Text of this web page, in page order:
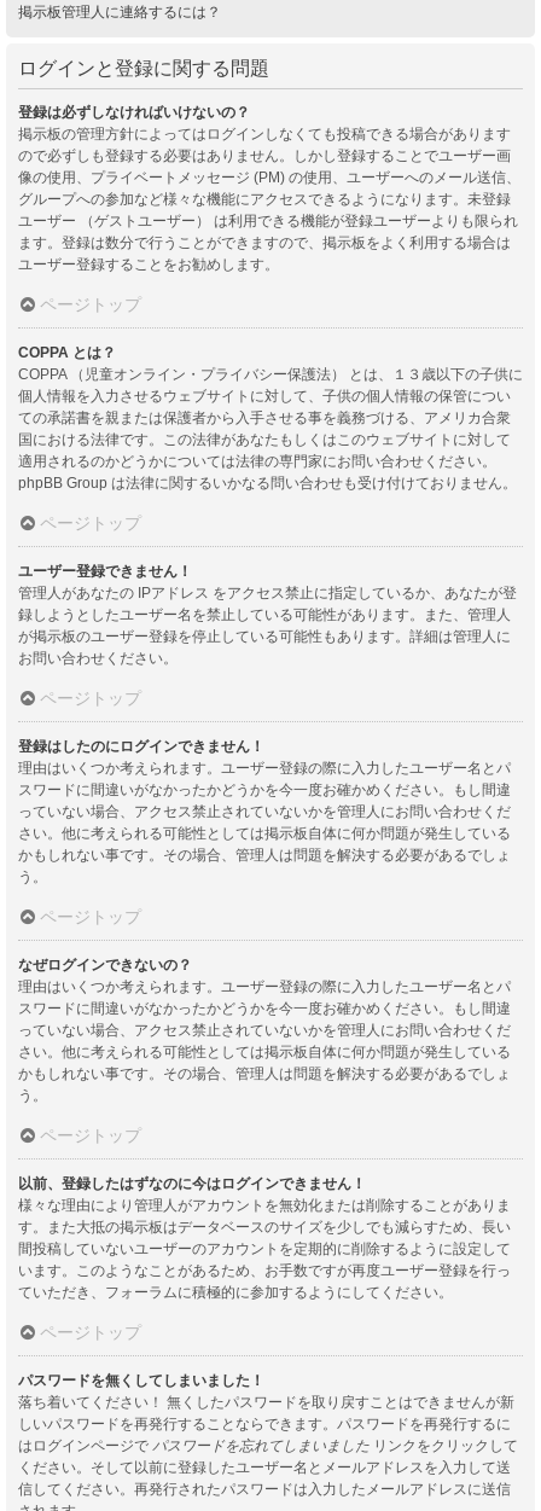
掲示板管理人に連絡するには？
ログインと登録に関する問題
登録は必ずしなければいけないの？
掲示板の管理方針によってはログインしなくても投稿できる場合があります
ので必ずしも登録する必要はありません。しかし登録することでユーザー画
像の使用、プライベートメッセージ (PM) の使用、ユーザーへのメール送信、
グループへの参加など様々な機能にアクセスできるようになります。未登録
ユーザー （ゲストユーザー） は利用できる機能が登録ユーザーよりも限られ
ます。登録は数分で行うことができますので、掲示板をよく利用する場合は
ユーザー登録することをお勧めします。
ページトップ
COPPA とは？
COPPA （児童オンライン・プライバシー保護法） とは、１３歳以下の子供に
個人情報を入力させるウェブサイトに対して、子供の個人情報の保管につい
ての承諾書を親または保護者から入手させる事を義務づける、アメリカ合衆
国における法律です。この法律があなたもしくはこのウェブサイトに対して
適用されるのかどうかについては法律の専門家にお問い合わせください。
phpBB Group は法律に関するいかなる問い合わせも受け付けておりません。
ページトップ
ユーザー登録できません！
管理人があなたの IPアドレス をアクセス禁止に指定しているか、あなたが登
録しようとしたユーザー名を禁止している可能性があります。また、管理人
が掲示板のユーザー登録を停止している可能性もあります。詳細は管理人に
お問い合わせください。
ページトップ
登録はしたのにログインできません！
理由はいくつか考えられます。ユーザー登録の際に入力したユーザー名とパ
スワードに間違いがなかったかどうかを今一度お確かめください。もし間違
っていない場合、アクセス禁止されていないかを管理人にお問い合わせくだ
さい。他に考えられる可能性としては掲示板自体に何か問題が発生している
かもしれない事です。その場合、管理人は問題を解決する必要があるでしょ
う。
ページトップ
なぜログインできないの？
理由はいくつか考えられます。ユーザー登録の際に入力したユーザー名とパ
スワードに間違いがなかったかどうかを今一度お確かめください。もし間違
っていない場合、アクセス禁止されていないかを管理人にお問い合わせくだ
さい。他に考えられる可能性としては掲示板自体に何か問題が発生している
かもしれない事です。その場合、管理人は問題を解決する必要があるでしょ
う。
ページトップ
以前、登録したはずなのに今はログインできません！
様々な理由により管理人がアカウントを無効化または削除することがありま
す。また大抵の掲示板はデータベースのサイズを少しでも減らすため、長い
間投稿していないユーザーのアカウントを定期的に削除するように設定して
います。このようなことがあるため、お手数ですが再度ユーザー登録を行っ
ていただき、フォーラムに積極的に参加するようにしてください。
ページトップ
パスワードを無くしてしまいました！
落ち着いてください！ 無くしたパスワードを取り戻すことはできませんが新
しいパスワードを再発行することならできます。パスワードを再発行するに
はログインページで パスワードを忘れてしまいました リンクをクリックして
ください。そして以前に登録したユーザー名とメールアドレスを入力して送
信してください。再発行されたパスワードは入力したメールアドレスに送信